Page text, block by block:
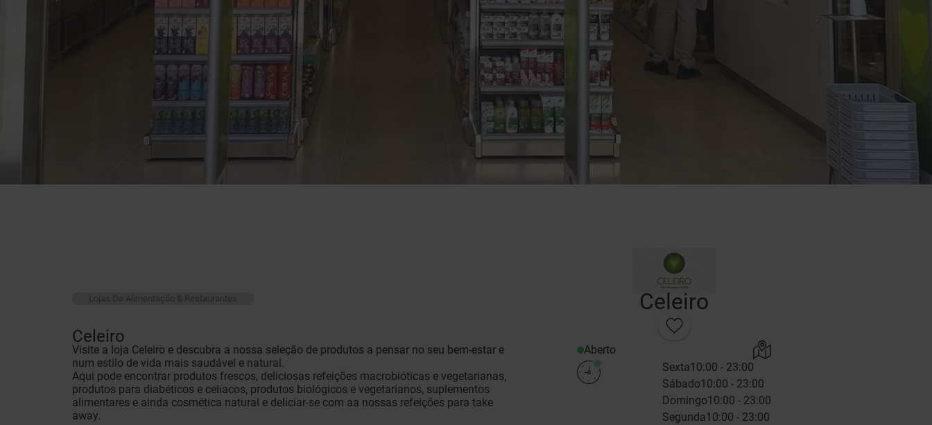
Celeiro
Aberto
Sexta10:00 - 23:00
Sábado10:00 - 23:00
Domingo10:00 - 23:00
Segunda10:00 - 23:00
Lojas De Alimentação & Restaurantes
Celeiro
Visite a loja Celeiro e descubra a nossa seleção de produtos a pensar no seu bem-estar e
num estilo de vida mais saudável e natural.
Aqui pode encontrar produtos frescos, deliciosas refeições macrobióticas e vegetarianas,
produtos para diabéticos e celíacos, produtos biológicos e vegetarianos, suplementos
alimentares e ainda cosmética natural e deliciar-se com aa nossas refeições para take
away.